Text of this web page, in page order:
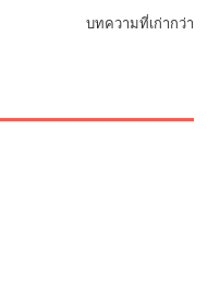
บทความที่เก่ากว่า